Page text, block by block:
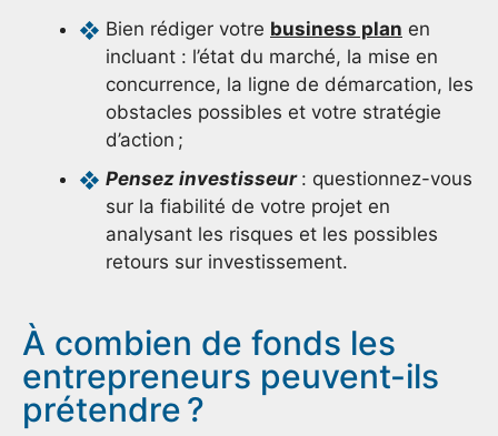
Bien rédiger votre business plan en
incluant : l’état du marché, la mise en
concurrence, la ligne de démarcation, les
obstacles possibles et votre stratégie
d’action ;
Pensez investisseur : questionnez-vous
sur la fiabilité de votre projet en
analysant les risques et les possibles
retours sur investissement.
À combien de fonds les
entrepreneurs peuvent-ils
prétendre ?